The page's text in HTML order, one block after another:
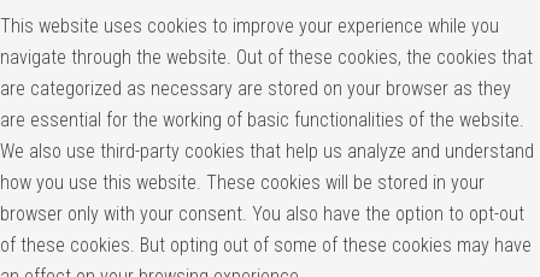
This website uses cookies to improve your experience while you
navigate through the website. Out of these cookies, the cookies that
are categorized as necessary are stored on your browser as they
are essential for the working of basic functionalities of the website.
We also use third-party cookies that help us analyze and understand
how you use this website. These cookies will be stored in your
browser only with your consent. You also have the option to opt-out
of these cookies. But opting out of some of these cookies may have